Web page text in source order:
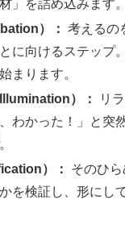
」を詰め込みます。
）： 考えるの
に向けるステップ
まります。
）：
リ
わかった！」と突
）：
そのひ
を検証し、形にし